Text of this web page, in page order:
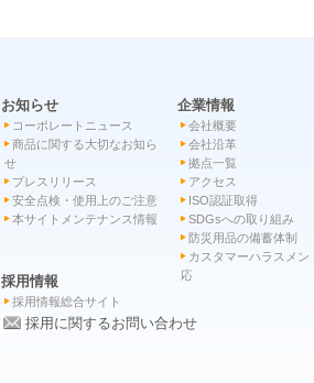
お知らせ
コーポレートニュース
商品に関する大切なお知ら
せ
プレスリリース
安全点検・使用上のご注意
本サイトメンテナンス情報
企業情報
会社概要
会社沿革
拠点一覧
アクセス
ISO認証取得
SDGsへの取り組み
防災用品の備蓄体制
カスタマーハラスメン
応
採用情報
採用情報総合サイト
採用に関するお問い合わせ